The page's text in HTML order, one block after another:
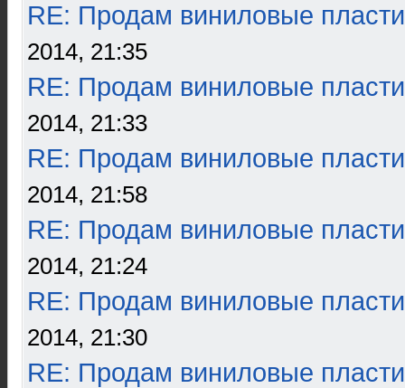
RE: Продам виниловые
2014, 21:35
RE: Продам виниловые
2014, 21:33
RE: Продам виниловые
2014, 21:58
RE: Продам виниловые
2014, 21:24
RE: Продам виниловые
2014, 21:30
RE: Продам виниловые